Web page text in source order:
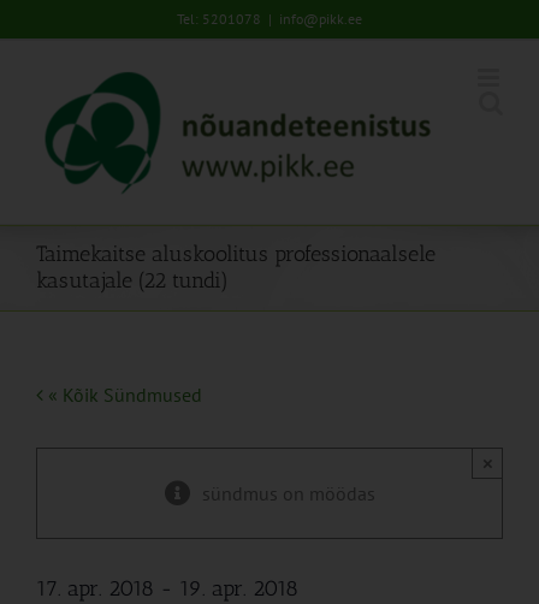
to
Tel: 5201078 | info@pikk.ee
Taimekaitse aluskoolitus professionaalsele
kasutajale (22 tundi)
« Kõik Sündmused
sündmus on möödas
×
17. apr. 2018 - 19. apr. 2018